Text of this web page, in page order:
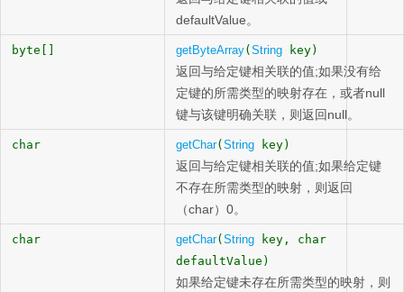
defaultValue。
byte[] getByteArray( String key)
返回与给定键相关联的值;如果没有给
定键的所需类型的映射存在，或者null
键与该键明确关联，则返回null。
char getChar( String key)
返回与给定键相关联的值;如果给定键
不存在所需类型的映射，则返回
（char）0。
char getChar( String key, char
defaultValue)
如果给定键未存在所需类型的映射，则